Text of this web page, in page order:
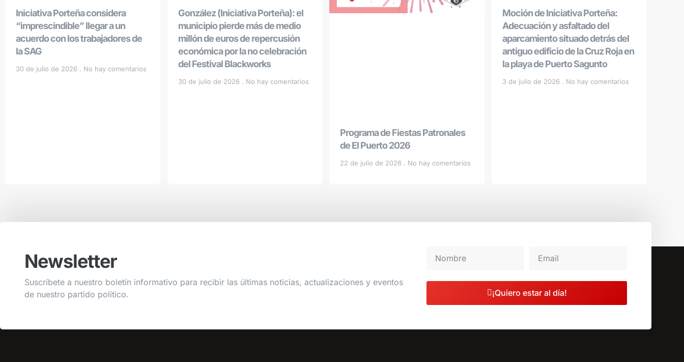
Iniciativa Porteña considera
“imprescindible” llegar a un
acuerdo con los trabajadores de
la SAG
30 de julio de 2026 No hay comentarios
González (Iniciativa Porteña): el
municipio pierde más de medio
millón de euros de repercusión
económica por la no celebración
del Festival Blackworks
30 de julio de 2026 No hay comentarios
Programa de Fiestas Patronales
de El Puerto 2026
22 de julio de 2026 No hay comentarios
Moción de Iniciativa Porteña:
Adecuación y asfaltado del
aparcamiento situado detrás del
antiguo edificio de la Cruz Roja en
la playa de Puerto Sagunto
3 de julio de 2026 No hay comentarios
Newsletter
Suscríbete a nuestro boletín informativo para recibir las últimas noticias, actualizaciones y eventos
de nuestro partido político.
¡Quiero estar al día!